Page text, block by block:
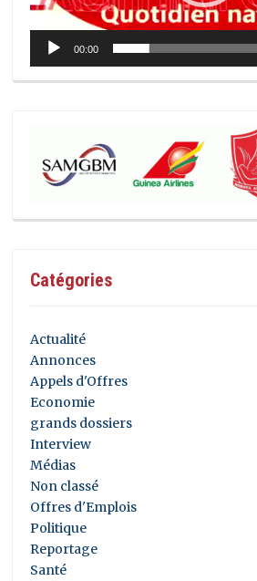
00:00
Catégories
Actualité
Annonces
Appels d'Offres
Economie
grands dossiers
Interview
Médias
Non classé
Offres d'Emplois
Politique
Reportage
Santé